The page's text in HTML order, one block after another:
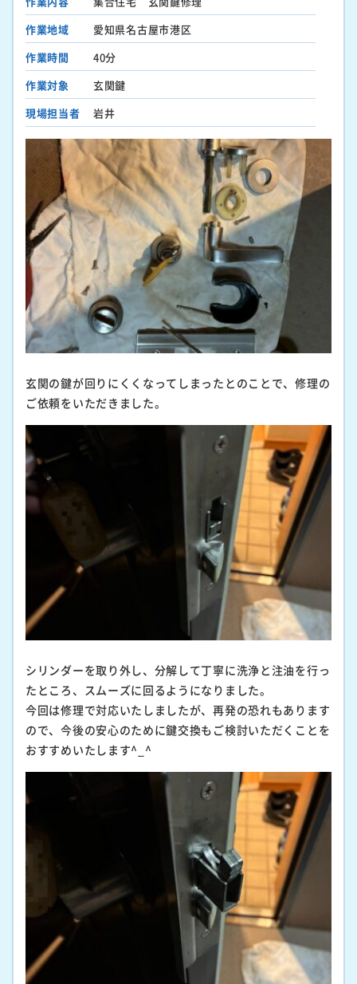
作業地域
愛知県名古屋市港区
作業時間
40分
作業対象
玄関鍵
現場担当者
岩井
玄関の鍵が回りにくくなってしまったとのことで、修理の
ご依頼をいただきました。
シリンダーを取り外し、分解して丁寧に洗浄と注油を行っ
たところ、スムーズに回るようになりました。
今回は修理で対応いたしましたが、再発の恐れもあります
ので、今後の安心のために鍵交換もご検討いただくことを
おすすめいたします^_^